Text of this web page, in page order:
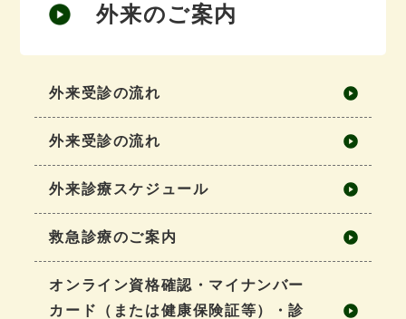
外来のご案内
外来受診の流れ
外来受診の流れ
外来診療スケジュール
救急診療のご案内
オンライン資格確認・マイナンバー
カード（または健康保険証等）・診